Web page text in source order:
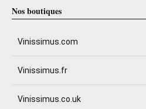
Nos boutiques
Vinissimus.com
Vinissimus.fr
Vinissimus.co.uk